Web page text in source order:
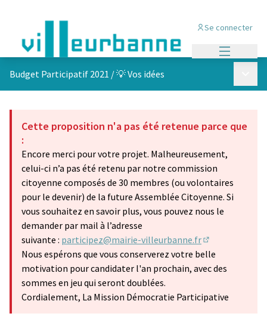
Se connecter
Budget Participatif 2021 /💡 Vos idées
Cette proposition n'a pas été retenue parce que
:
Encore merci pour votre projet. Malheureusement,
celui-ci n’a pas été retenu par notre commission
citoyenne composés de 30 membres (ou volontaires
pour le devenir) de la future Assemblée Citoyenne. Si
vous souhaitez en savoir plus, vous pouvez nous le
demander par mail à l’adresse
suivante : participez@mairie-villeurbanne.fr
(S'ouvre dans
Nous espérons que vous conserverez votre belle
motivation pour candidater l'an prochain, avec des
sommes en jeu qui seront doublées.
Cordialement, La Mission Démocratie Participative